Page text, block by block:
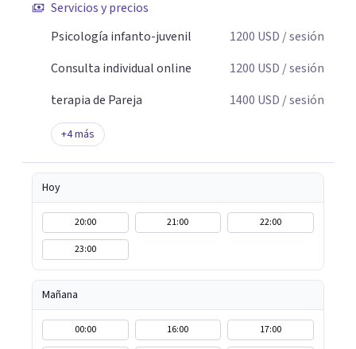
Servicios y precios
Psicología infanto-juvenil
1200 USD / sesión
Consulta individual online
1200 USD / sesión
terapia de Pareja
1400 USD / sesión
+4más
Hoy
20:00 21:00
22:00
23:00
Mañana
00:00 16:00
17:00